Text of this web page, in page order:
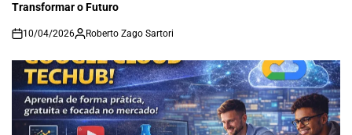
Transformar o Futuro
on
10/04/2026 Roberto Zago Sartori